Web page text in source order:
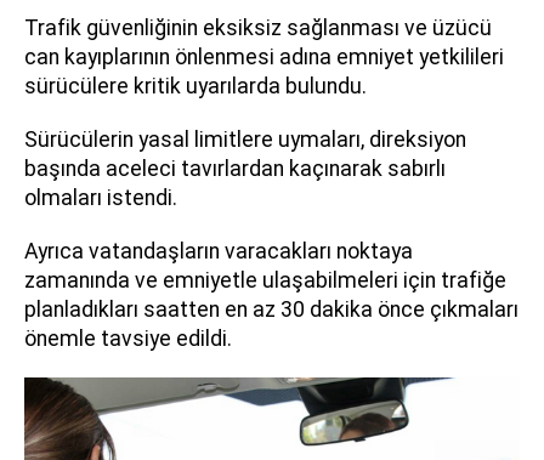
Trafik güvenliğinin eksiksiz sağlanması ve üzücü
can kayıplarının önlenmesi adına emniyet yetkilileri
sürücülere kritik uyarılarda bulundu.
Sürücülerin yasal limitlere uymaları, direksiyon
başında aceleci tavırlardan kaçınarak sabırlı
olmaları istendi.
Ayrıca vatandaşların varacakları noktaya
zamanında ve emniyetle ulaşabilmeleri için trafiğe
planladıkları saatten en az 30 dakika önce çıkmaları
önemle tavsiye edildi.